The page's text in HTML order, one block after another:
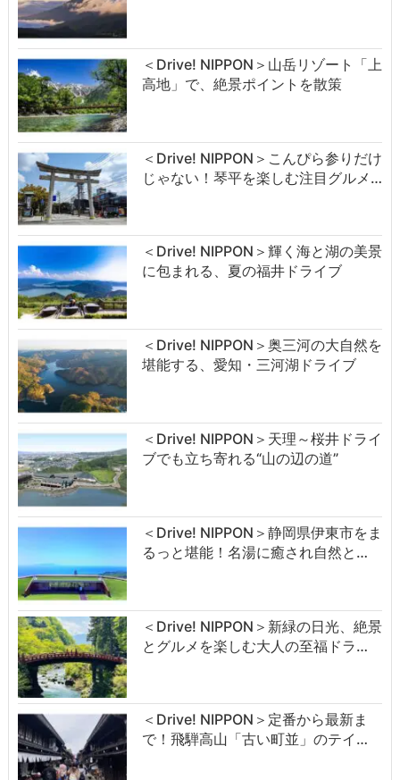
＜Drive! NIPPON＞山岳リゾート「上
高地」で、絶景ポイントを散策
＜Drive! NIPPON＞こんぴら参りだけ
じゃない！琴平を楽しむ注目グルメ…
＜Drive! NIPPON＞輝く海と湖の美景
に包まれる、夏の福井ドライブ
＜Drive! NIPPON＞奥三河の大自然を
堪能する、愛知・三河湖ドライブ
＜Drive! NIPPON＞天理～桜井ドライ
ブでも立ち寄れる“山の辺の道”
＜Drive! NIPPON＞静岡県伊東市をま
るっと堪能！名湯に癒され自然と…
＜Drive! NIPPON＞新緑の日光、絶景
とグルメを楽しむ大人の至福ドラ…
＜Drive! NIPPON＞定番から最新ま
で！飛騨高山「古い町並」のテイ…